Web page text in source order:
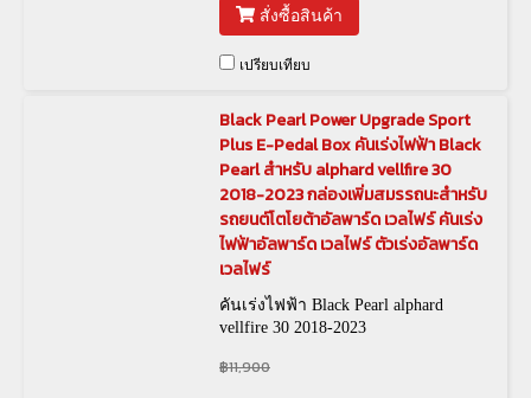
สั่งซื้อสินค้า
เปรียบเทียบ
Black Pearl Power Upgrade Sport
Plus E-Pedal Box คันเร่งไฟฟ้า Black
Pearl สำหรับ alphard vellfire 30
2018-2023 กล่องเพิ่มสมรรถนะสำหรับ
รถยนต์โตโยต้าอัลพาร์ด เวลไฟร์ คันเร่ง
ไฟฟ้าอัลพาร์ด เวลไฟร์ ตัวเร่งอัลพาร์ด
เวลไฟร์
คันเร่งไฟฟ้า Black Pearl alphard
vellfire 30 2018-2023
฿11,900